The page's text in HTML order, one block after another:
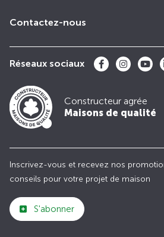
Contactez-nous
Réseaux sociaux
Constructeur agrée
Maisons de qualité
Inscrivez-vous et recevez nos
conseils pour votre projet de maison
S'abonner